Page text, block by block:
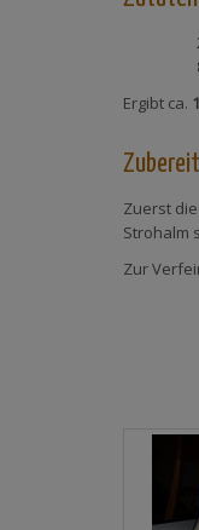
Ergibt ca.
Zuerst
Strohalm
Zur